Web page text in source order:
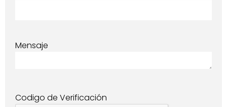
Mensaje
Codigo de Verificación